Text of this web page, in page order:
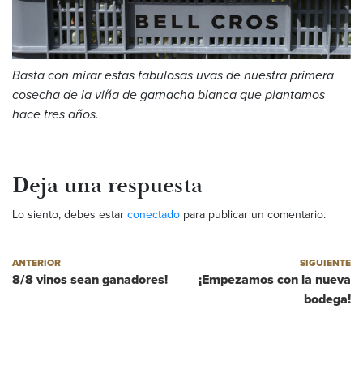
Basta con mirar estas fabulosas uvas de nuestra primera
cosecha de la viña de garnacha blanca que plantamos
hace tres años.
Deja una respuesta
Lo siento, debes estar conectado para publicar un comentario.
Navegación de entradas
Post anterior
ANTERIOR
8/8 vinos sean ganadores!
SIGUIENTE
¡Empezamos con la nueva
bodega!